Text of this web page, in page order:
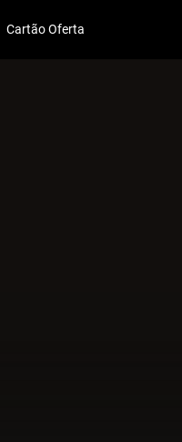
Cartão Oferta